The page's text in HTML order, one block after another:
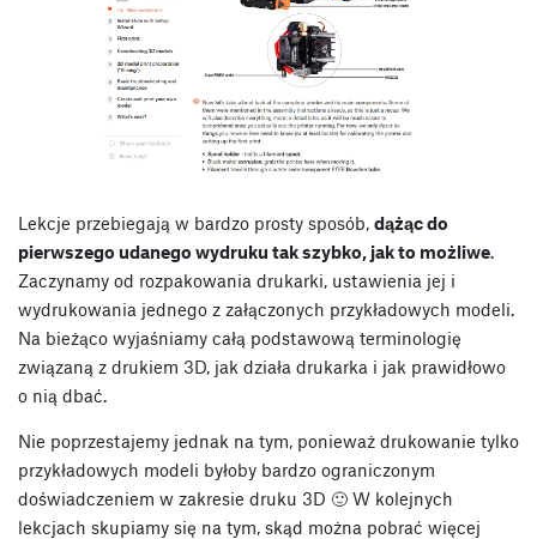
Lekcje przebiegają w bardzo prosty sposób, dążąc do
pierwszego udanego wydruku tak szybko, jak to możliwe.
Zaczynamy od rozpakowania drukarki, ustawienia jej i
wydrukowania jednego z załączonych przykładowych modeli.
Na bieżąco wyjaśniamy całą podstawową terminologię
związaną z drukiem 3D, jak działa drukarka i jak prawidłowo
o nią dbać.
Nie poprzestajemy jednak na tym, ponieważ drukowanie tylko
przykładowych modeli byłoby bardzo ograniczonym
doświadczeniem w zakresie druku 3D 🙂 W kolejnych
lekcjach skupiamy się na tym, skąd można pobrać więcej